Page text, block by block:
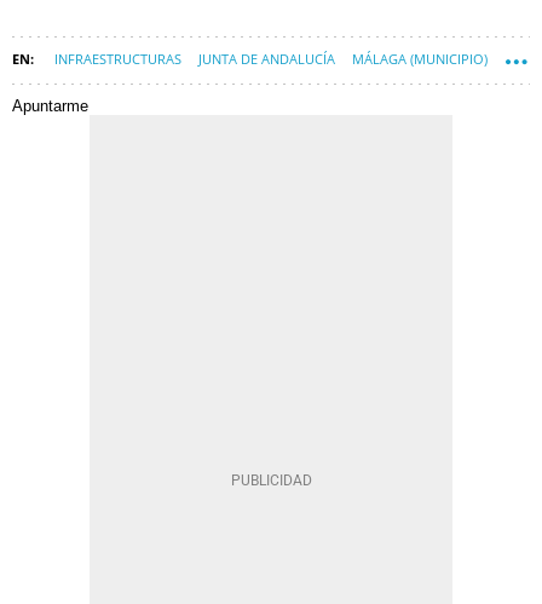
INFRAESTRUCTURAS JUNTA DE ANDALUCÍA MÁLAGA (MUNICIPIO)
METRO DE MÁLAGA
Apuntarme